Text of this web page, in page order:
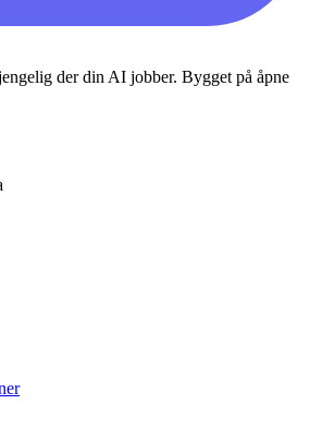
der din AI jobber. Bygget på åpne